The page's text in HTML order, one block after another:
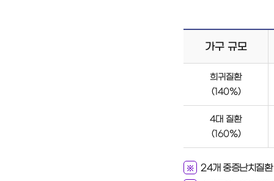
가구 규모
희귀질환
(140%)
4대 질환
(160%)
24개 중증난치질